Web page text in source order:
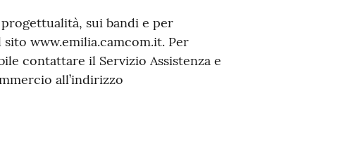
sui bandi e per
www.emilia.camcom.it. Per
contattare il Servizio Assistenza e
all’indirizzo